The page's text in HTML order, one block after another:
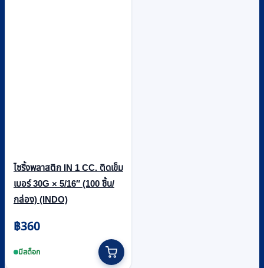
ไซริ้งพลาสติก IN 1 CC. ติดเข็ม
เบอร์ 30G × 5/16″ (100 ชิ้น/
กล่อง) (INDO)
฿360
มีสต็อก